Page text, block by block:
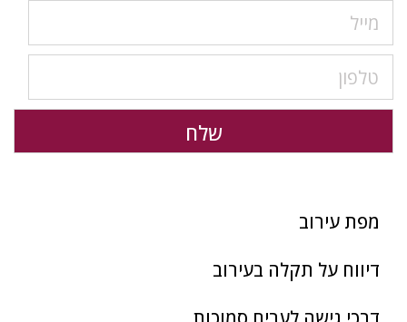
מפת עירוב
דיווח על תקלה בעירוב